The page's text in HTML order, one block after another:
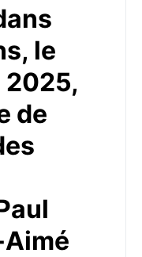
le
2025,
de